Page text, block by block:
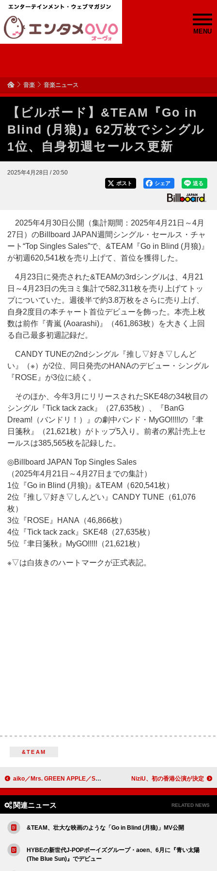
MENU
音楽 音楽ニュース
【ビルボード】&TEAM『Go in
Blind (月狼)』62万枚でシングル
1位、自身初週セールス更新
2025年4月28日 / 20:50
送る
シェア
ポスト
2025年4月30日公開（集計期間：2025年4月21日～4月
27日）のBillboard JAPAN週間シングル・セールス・チャ
ート“Top Singles Sales”で、&TEAM『Go in Blind (月狼)』
が初週620,541枚を売り上げて、首位を獲得した。
4月23日に発売された&TEAMの3rdシングルは、4月21
日～4月23日の先ヨミ集計で582,311枚を売り上げてトッ
プについていた。週後半で約3.8万枚をさらに売り上げ、
自身2度目の本チャート首位デビューを飾った。本売上枚
数は前作『青嵐 (Aoarashi)』（461,863枚）を大きく上回
る自己最多初週記録だ。
CANDY TUNEの2ndシングル『推し▽好き▽しんど
い』（※）が2位、同日発売のHANAのデビュー・シングル
『ROSE』が3位に続く。
そのほか、今年3月にリリースされたSKE48の34枚目の
シングル『Tick tack zack』（27,635枚）、『BanG
Dream!（バンドリ！）』の劇中バンド・MyGO!!!!!の『聿
日箋秋』（21,621枚）がトップ5入り。前者の累計売上セ
ールスは385,565枚を記録した。
◎Billboard JAPAN Top Singles Sales
（2025年4月21日～4月27日までの集計）
1位『Go in Blind (月狼)』&TEAM（620,541枚）
2位『推し▽好き▽しんどい』CANDY TUNE（61,076
枚）
3位『ROSE』HANA（46,866枚）
4位『Tick tack zack』SKE48（27,635枚）
5位『聿日箋秋』MyGO!!!!!（21,621枚）
※▽は白抜きのハートマークが正式表記。
&TEAM
aiko／Mrs. GREEN APPLE／Suchmos／フィッシュマンズら、ラブシャ第二弾出演者発表 NiziU、初の香港公演が決定
関連ニュース RELATED NEWS
&TEAM、壮大な映画のような「Go in Blind (月狼)」MV公開
HYBEの新世代J-POPボーイズグループ・aoen、6月に『青い太陽
(The Blue Sun)』でデビュー